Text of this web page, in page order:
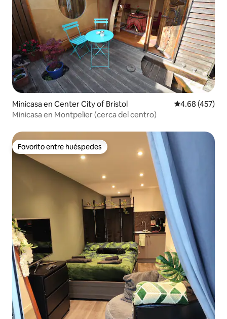
Minicasa en Center City of Bristol Calificación
4.68 (457)
Minicasa en Montpelier (cerca del centro)
Favorito entre huéspedes
Favorito entre huéspedes